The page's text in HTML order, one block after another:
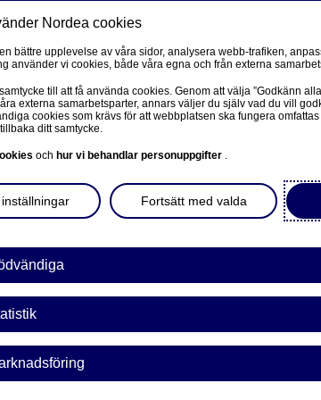
FÖRETAG
Corporate Netbank
Nordea Corporate
Våra sidor – kundinformation
Företagets Dokument/Signera digitalt
GiroLink
Nordea Bokföring
Ditt liv Våra tjänster
Vi har ett brett
andra förvaltare. Logga
våra rådgivare att
Nordea cookies
bättre upplevelse av våra sidor, analysera webb-trafiken,
använder vi cookies, både våra egna och från externa
till att få använda cookies. Genom att välja ”Godkänn
externa samarbetsparter, annars väljer du själv vad du vill
cookies som krävs för att webbplatsen ska fungera
ditt samtycke.
och hur vi behandlar personuppgifter .
Fortsätt med valda